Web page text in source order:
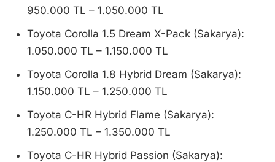
950.000 TL – 1.050.000 TL
Toyota Corolla 1.5 Dream X-Pack (Sakarya):
1.050.000 TL – 1.150.000 TL
Toyota Corolla 1.8 Hybrid Dream (Sakarya):
1.150.000 TL – 1.250.000 TL
Toyota C-HR Hybrid Flame (Sakarya):
1.250.000 TL – 1.350.000 TL
Toyota C-HR Hybrid Passion (Sakarya):